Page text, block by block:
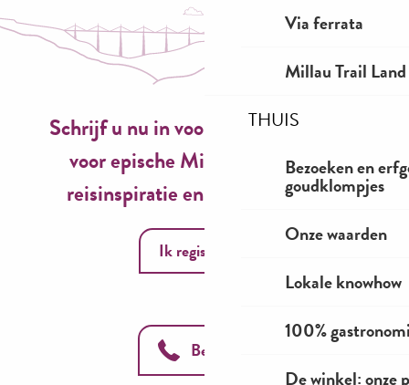
Via ferrata
Millau Trail Land
THUIS
Bezoeken en
goudklompjes
Onze waarden
Lokale knowhow
100%
De winkel: onze
Schrijf u nu in voor onze nieuwsbrief
voor epische Millau-ervaringen,
reisinspiratie en seizoensideeën!
Ik registreer
Bel ons